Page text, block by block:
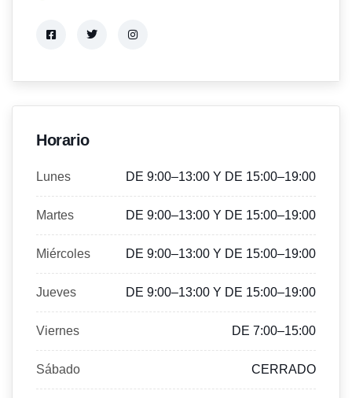
Horario
Lunes DE 9:00–13:00 Y DE 15:00–19:00
Martes DE 9:00–13:00 Y DE 15:00–19:00
Miércoles DE 9:00–13:00 Y DE 15:00–19:00
Jueves DE 9:00–13:00 Y DE 15:00–19:00
Viernes DE 7:00–15:00
Sábado CERRADO